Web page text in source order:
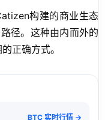
构建的商业生态
径。这种由内而外的
正确方式。
BTC 实时行情 →